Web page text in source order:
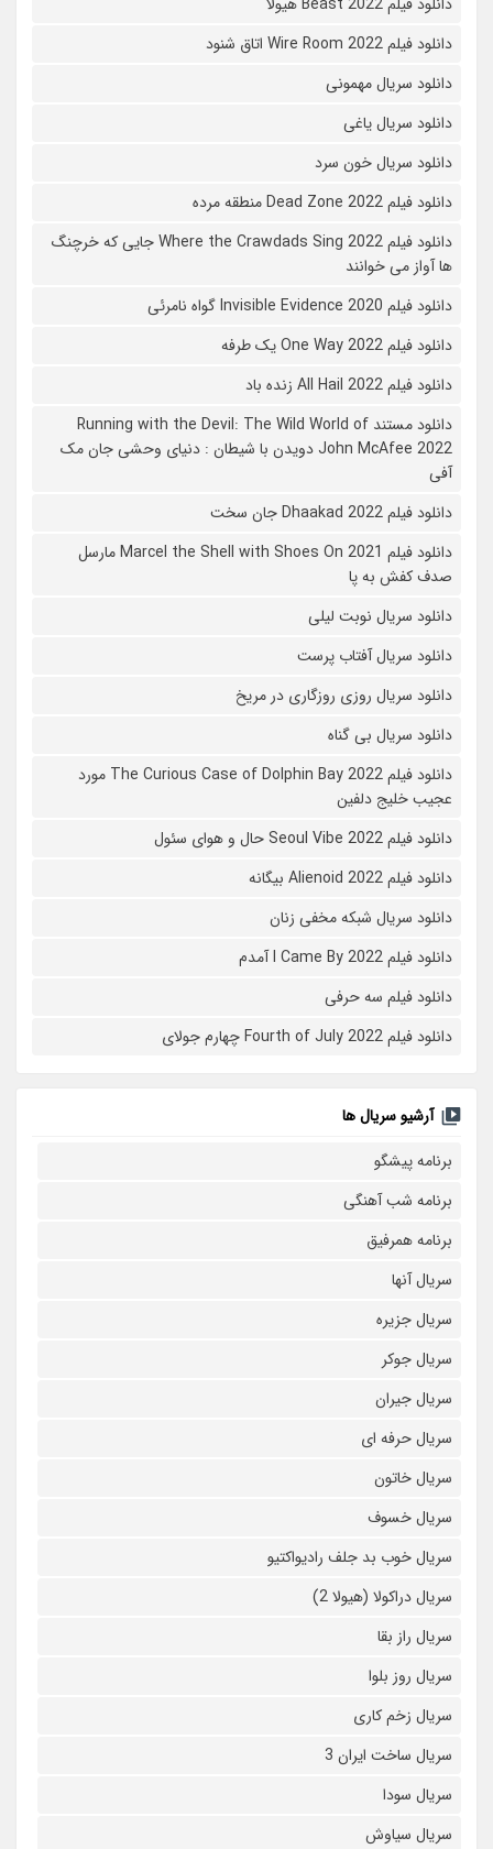
دانلود فیلم Wire Room 2022 اتاق شنود
دانلود سریال مهمونی
دانلود سریال یاغی
دانلود سریال خون سرد
دانلود فیلم 2022 Dead Zone منطقه مرده
دانلود فیلم Where the Crawdads Sing 2022 جایی که خرچنگ
ها آواز می خوانند
دانلود فیلم 2020 Invisible Evidence گواه نامرئی
دانلود فیلم One Way 2022 یک طرفه
دانلود فیلم All Hail 2022 زنده باد
دانلود مستند Running with the Devil: The Wild World of
John McAfee 2022 دویدن با شیطان : دنیای وحشی جان مک
آفی
دانلود فیلم Dhaakad 2022 جان سخت
دانلود فیلم Marcel the Shell with Shoes On 2021 مارسل
صدف کفش به پا
دانلود سریال نوبت لیلی
دانلود سریال آفتاب پرست
دانلود سریال روزی روزگاری در مریخ
دانلود سریال بی گناه
دانلود فیلم The Curious Case of Dolphin Bay 2022 مورد
عجیب خلیج دلفین
دانلود فیلم Seoul Vibe 2022 حال و هوای سئول
دانلود فیلم Alienoid 2022 بیگانه
دانلود سریال شبکه مخفی زنان
دانلود فیلم I Came By 2022 آمدم
دانلود فیلم سه حرفی
دانلود فیلم Fourth of July 2022 چهارم جولای
آرشیو سریال ها
برنامه پیشگو
برنامه شب آهنگی
برنامه همرفیق
سریال آنها
سریال جزیره
سریال جوکر
سریال جیران
سریال حرفه ای
سریال خاتون
سریال خسوف
سریال خوب بد جلف رادیواکتیو
سریال دراکولا (هیولا 2)
سریال راز بقا
سریال روز بلوا
سریال زخم کاری
سریال ساخت ایران 3
سریال سودا
سریال سیاوش